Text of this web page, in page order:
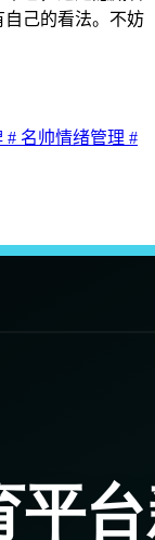
自己的看法。不妨
# 名帅情绪管理 #